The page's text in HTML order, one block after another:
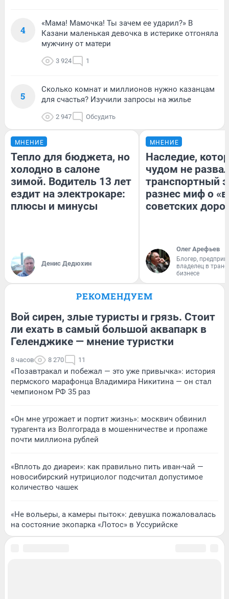
4
«Мама! Мамочка! Ты зачем ее ударил?» В
Казани маленькая девочка в истерике отгоняла
мужчину от матери
3 924 1
5
Сколько комнат и миллионов нужно казанцам
для счастья? Изучили запросы на жилье
2 947 Обсудить
МНЕНИЕ
Тепло для бюджета, но
холодно в салоне
зимой. Водитель 13 лет
ездит на электрокаре:
плюсы и минусы
Денис Дедюхин
МНЕНИЕ
Наследие,
чудом не
транспортный
разнес миф о
советских
Олег Арефьев
Блогер,
владелец в
бизнесе
РЕКОМЕНДУЕМ
Вой сирен, злые туристы и грязь. Стоит
ли ехать в самый большой аквапарк в
Геленджике — мнение туристки
8 часов 8 270 11
«Позавтракал и побежал — это уже привычка»: история
пермского марафонца Владимира Никитина — он стал
чемпионом РФ 35 раз
«Он мне угрожает и портит жизнь»: москвич обвинил
турагента из Волгограда в мошенничестве и пропаже
почти миллиона рублей
«Вплоть до диареи»: как правильно пить иван-чай —
новосибирский нутрициолог подсчитал допустимое
количество чашек
«Не вольеры, а камеры пыток»: девушка пожаловалась
на состояние экопарка «Лотос» в Уссурийске